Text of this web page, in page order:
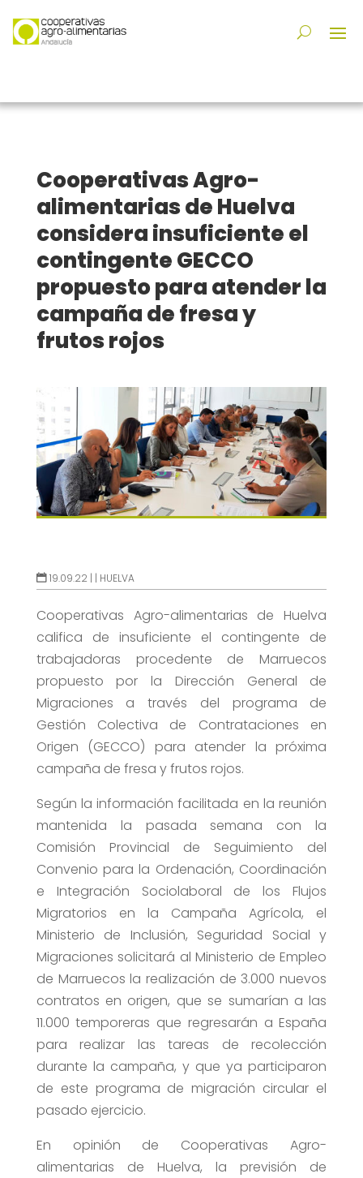
Cooperativas Agro-
alimentarias de Huelva
considera insuficiente el
contingente GECCO
propuesto para atender la
campaña de fresa y
frutos rojos
19.09.22 | | HUELVA
Cooperativas Agro-alimentarias de Huelva
califica de insuficiente el contingente de
trabajadoras procedente de Marruecos
propuesto por la Dirección General de
Migraciones a través del programa de
Gestión Colectiva de Contrataciones en
Origen (GECCO) para atender la próxima
campaña de fresa y frutos rojos.
Según la información facilitada en la reunión
mantenida la pasada semana con la
Comisión Provincial de Seguimiento del
Convenio para la Ordenación, Coordinación
e Integración Sociolaboral de los Flujos
Migratorios en la Campaña Agrícola, el
Ministerio de Inclusión, Seguridad Social y
Migraciones solicitará al Ministerio de Empleo
de Marruecos la realización de 3.000 nuevos
contratos en origen, que se sumarían a las
11.000 temporeras que regresarán a España
para realizar las tareas de recolección
durante la campaña, y que ya participaron
de este programa de migración circular el
pasado ejercicio.
En opinión de Cooperativas Agro-
alimentarias de Huelva, la previsión de